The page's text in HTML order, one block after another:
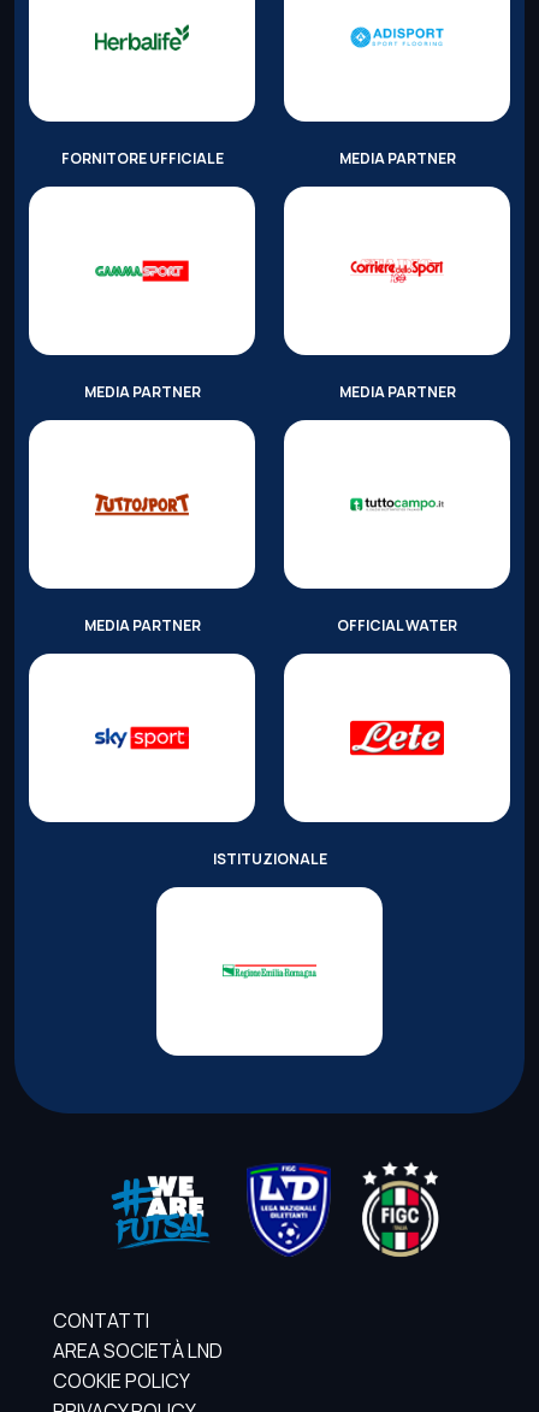
FORNITORE UFFICIALE MEDIA PARTNER
MEDIA PARTNER MEDIA PARTNER
MEDIA PARTNER OFFICIAL WATER
ISTITUZIONALE
CONTATTI
AREA SOCIETÀ LND
COOKIE POLICY